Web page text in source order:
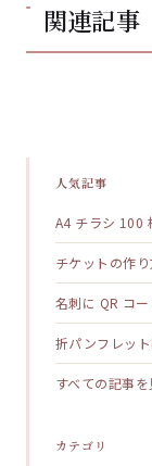
関連記事
人気記事
A4 チラシ 100
チケットの作
名刺に QR コ
折パンフレッ
すべての記事
カテゴリ